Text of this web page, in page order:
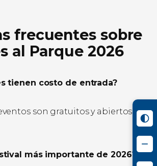
frecuentes sobre
al Parque 2026
tienen costo de entrada?
son gratuitos y abiertos al
más importante de 2026?